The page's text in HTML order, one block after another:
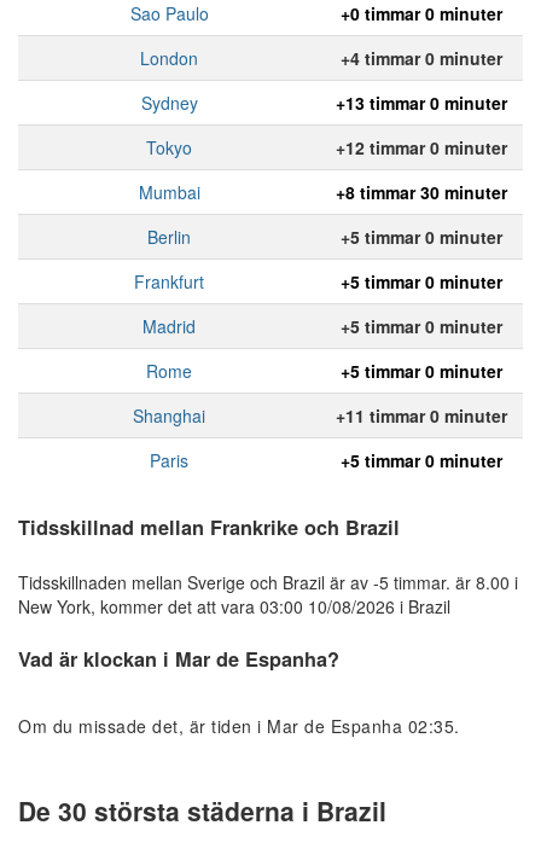
Sao Paulo
+0 timmar 0 minuter
London
+4 timmar 0 minuter
Sydney
+13 timmar 0 minuter
Tokyo
+12 timmar 0 minuter
Mumbai
+8 timmar 30 minuter
Berlin
+5 timmar 0 minuter
Frankfurt
+5 timmar 0 minuter
Madrid
+5 timmar 0 minuter
Rome
+5 timmar 0 minuter
Shanghai
+11 timmar 0 minuter
Paris
+5 timmar 0 minuter
Tidsskillnad mellan Frankrike och Brazil
Tidsskillnaden mellan Sverige och Brazil är av -5 timmar. är 8.00 i
New York, kommer det att vara 03:00 10/08/2026 i Brazil
Vad är klockan i Mar de Espanha?
Om du missade det, är tiden i Mar de Espanha 02:35.
De 30 största städerna i Brazil